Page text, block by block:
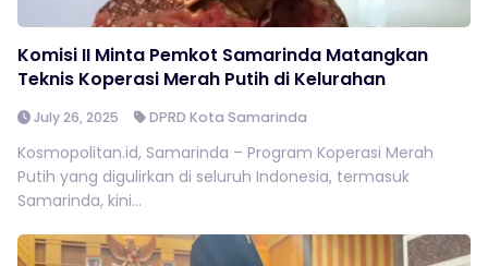
Komisi II Minta Pemkot Samarinda Matangkan
Teknis Koperasi Merah Putih di Kelurahan
July 26, 2025 DPRD Kota Samarinda
Kosmopolitan.id, Samarinda – Program Koperasi Merah
Putih yang digulirkan di seluruh Indonesia, termasuk
Samarinda, kini...